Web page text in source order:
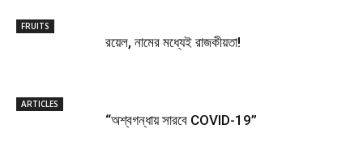
FRUITS
রয়েল, নামের মধ্যেই রাজকীয়তা!
ARTICLES
“অশ্বগন্ধায় সারবে COVID-19”